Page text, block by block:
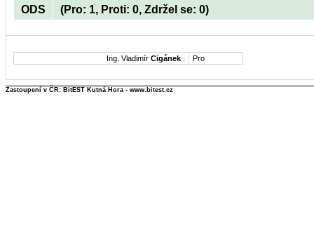
ODS (Pro: 1, Proti: 0, Zdržel se: 0)
Ing. Vladimír Cigánek : Pro
Zastoupení v ČR: BitEST Kutná Hora - www.bitest.cz